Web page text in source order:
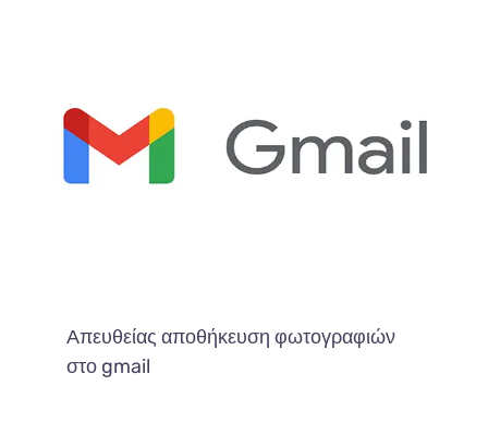
Απευθείας αποθήκευση φωτογραφιών
στο gmail